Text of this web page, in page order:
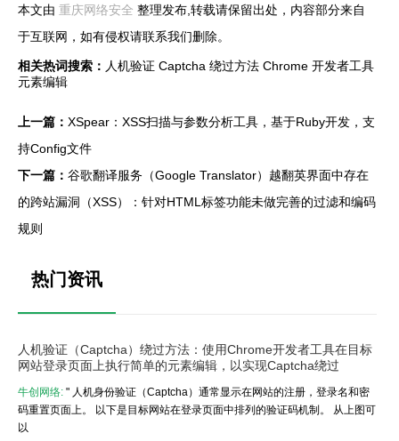
本文由 重庆网络安全 整理发布,转载请保留出处，内容部分来自
于互联网，如有侵权请联系我们删除。
相关热词搜索： 人机验证 Captcha 绕过方法 Chrome 开发者工具
元素编辑
上一篇： XSpear：XSS扫描与参数分析工具，基于Ruby开发，支
持Config文件
下一篇： 谷歌翻译服务（Google Translator）越翻英界面中存在
的跨站漏洞（XSS）：针对HTML标签功能未做完善的过滤和编码
规则
热门资讯
人机验证（Captcha）绕过方法：使用Chrome开发者工具在目标
网站登录页面上执行简单的元素编辑，以实现Captcha绕过
牛创网络: " 人机身份验证（Captcha）通常显示在网站的注册，登录名和密
码重置页面上。 以下是目标网站在登录页面中排列的验证码机制。 从上图可
以